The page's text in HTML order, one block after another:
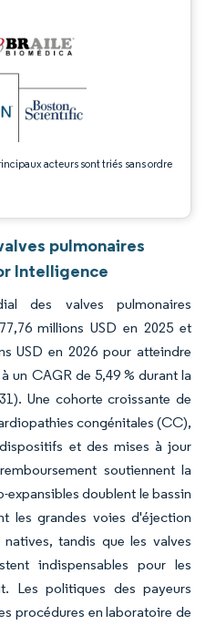
acteurs sont triés sans ordre
pulmonaires
Intelligence
des valves pulmonaires
millions USD en 2025 et
USD en 2026 pour atteindre
un CAGR de 5,49 % durant la
Une cohorte croissante de
congénitales (CC),
et des mises à jour
soutiennent la
doublent le bassin
les grandes voies d'éjection
tandis que les valves
indispensables pour les
Les politiques des payeurs
procédures en laboratoire de